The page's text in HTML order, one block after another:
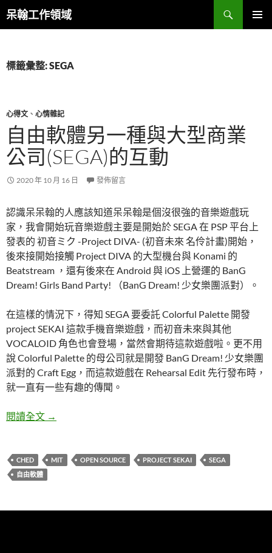
跳
至
內
呆翰工作領域
搜
尋
標籤彙整: SEGA
心得文 、 心情雜記
自由軟體另一種與大型商業
公司(SEGA)的互動
2020 年 10 月 16 日 發佈留言
認識呆呆翰的人應該知道呆呆翰是個沒很強的音樂遊戲玩
家，我會開始玩音樂遊戲主要是開始於 SEGA 在 PSP 平台上
發表的 初音ミク -Project DIVA- (初音未來 名伶計畫)開始，
後來接開始接觸 Project DIVA 的大型機台與 Konami 的
Beatstream ，還有後來在 Android 與 iOS 上營運的 BanG
Dream! Girls Band Party! （BanG Dream! 少女樂團派對）。
在這樣的情況下，得知 SEGA 要委託 Colorful Palette 開發
project SEKAI 這款手機音樂遊戲，而初音未來與其他
VOCALOID 角色也會登場，當然會期待這款遊戲啦。更不用
說 Colorful Palette 的母公司就是開發 BanG Dream! 少女樂團
派對的 Craft Egg，而這款遊戲在 Rehearsal Edit 先行發布時，
就一直有一些有趣的傳聞。
閱讀全文 自由軟體另一種與大型商業公司(SEGA)的互動
→
CHED MIT OPEN SOURCE PROJECT SEKAI
SEGA
自由軟體